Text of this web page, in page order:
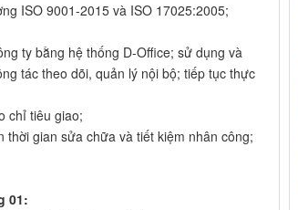
ISO 9001-2015 và ISO 17025:2005;
ty bằng hệ thống D-Office; sử dụng và
tác theo dõi, quản lý nội bộ; tiếp tục thực
chỉ tiêu giao;
gian sửa chữa và tiết kiệm nhân công;
01: